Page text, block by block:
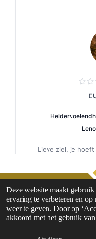
Deze website maakt
ervaring te verbeteren en op
weer te geven. Door op
akkoord met het gebruik
Contact
Reviews
© 2020 - 2026 Liefdesinzichten.nl